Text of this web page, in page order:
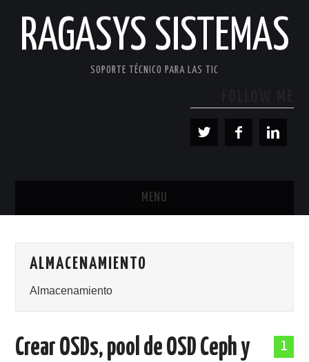
RAGASYS SISTEMAS
SOPORTE TÉCNICO PARA LAS TIC
MENU
ACERCA DE
POLÍTICA DE PRIVACIDAD
ALMACENAMIENTO
Almacenamiento
1
Crear OSDs, pool de OSD Ceph y